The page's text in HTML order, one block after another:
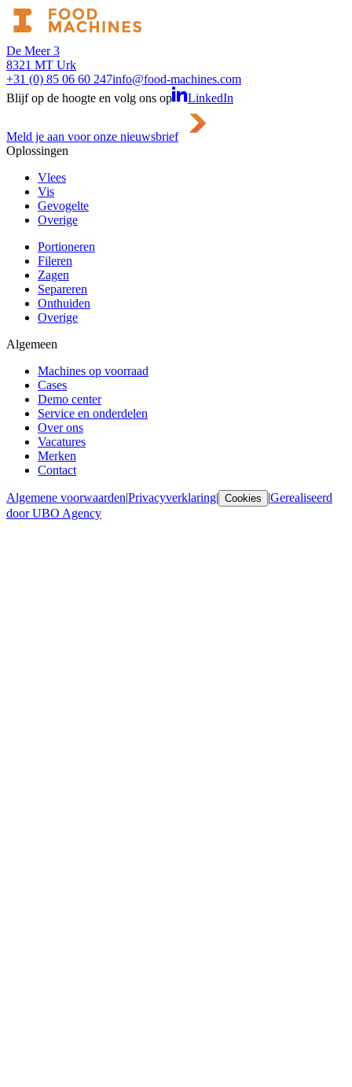
De Meer 3
8321 MT Urk
+31 (0) 85 06 60 247info@food-machines.com
Blijf op de hoogte en volg ons op
LinkedIn
Meld je aan voor onze nieuwsbrief
Oplossingen
Vlees
Vis
Gevogelte
Overige
Portioneren
Fileren
Zagen
Separeren
Onthuiden
Overige
Algemeen
Machines op voorraad
Cases
Demo center
Service en onderdelen
Over ons
Vacatures
Merken
Contact
Algemene voorwaarden|Privacyverklaring| Cookies |Gerealiseerd
door UBO Agency